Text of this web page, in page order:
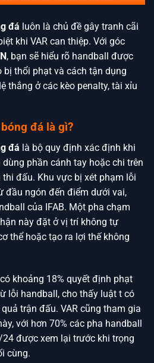
đá luôn là chủ đề gây tranh cãi
khi VAR can thiệp. Với góc
, bạn sẽ hiểu rõ handball được
bị thổi phạt và cách tận dụng
thắng ở các kèo penalty, tài xỉu
đá là gì?
đá là bộ quy định xác định khi
phần cánh tay hoặc chi trên
đấu. Khu vực bị xét phạm lỗi
đầu ngón đến điểm dưới vai,
của IFAB. Một pha chạm
này đặt ở vị trí không tự
thể hoặc tạo ra lợi thế không
khoảng 18% quyết định phạt
lỗi handball, cho thấy luật t có
trận đấu. VAR cũng tham gia
với hơn 70% các pha handball
được xem lại trước khi trọng
cùng.